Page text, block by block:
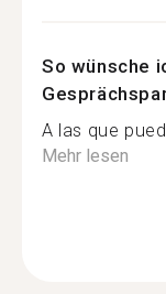
So wünsche
A las que
Mehr lesen